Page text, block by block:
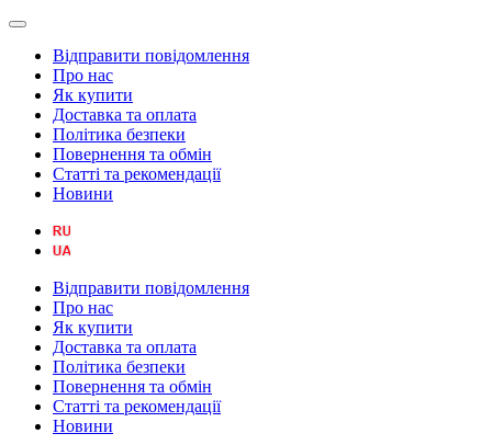
Відправити повідомлення
Про нас
Як купити
Доставка та оплата
Політика безпеки
Повернення та обмін
Статті та рекомендації
Новини
Відправити повідомлення
Про нас
Як купити
Доставка та оплата
Політика безпеки
Повернення та обмін
Статті та рекомендації
Новини